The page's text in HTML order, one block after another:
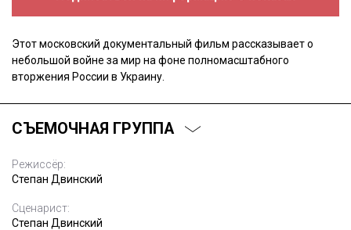
Этот московский документальный фильм рассказывает о
небольшой войне за мир на фоне полномасштабного
вторжения России в Украину.
СЪЕМОЧНАЯ ГРУППА
Режиссёр:
Степан Двинский
Сценарист:
Степан Двинский